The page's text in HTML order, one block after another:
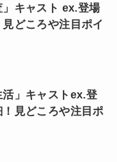
」キャスト ex.登場
見どころや注目ポイ
活」キャストex.登
見どころや注目ポ